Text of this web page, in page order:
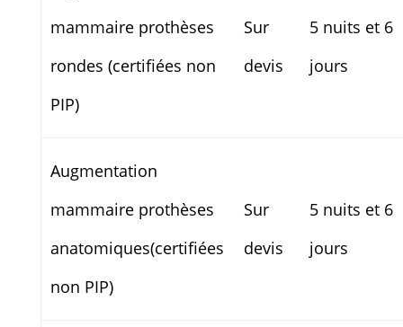
mammaire prothèses
rondes (certifiées non
PIP)
Sur
devis
5 nuits et 6
jours
Augmentation
mammaire prothèses
anatomiques(certifiées
non PIP)
Sur
devis
5 nuits et 6
jours